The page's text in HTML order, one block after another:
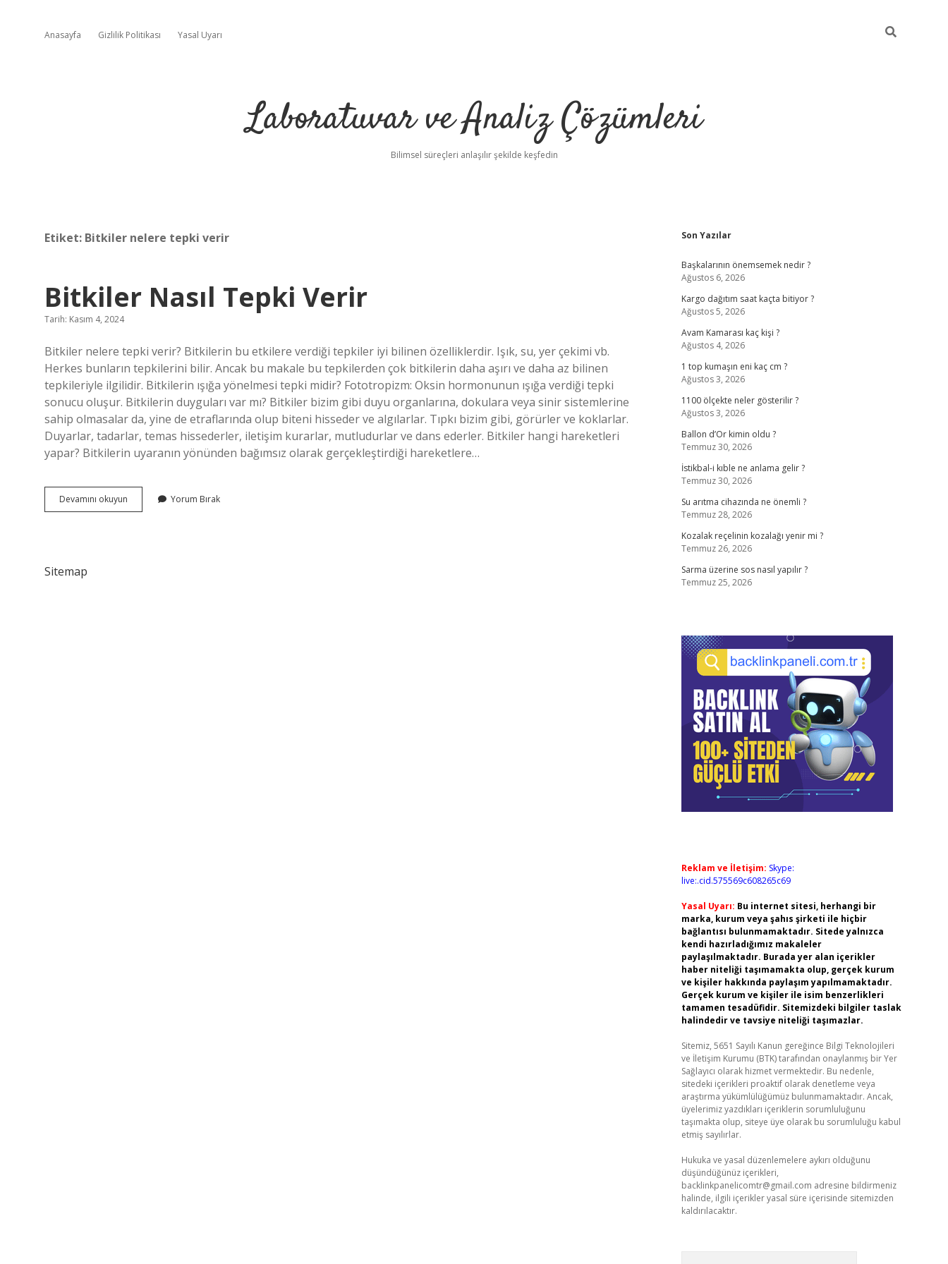
Anasayfa Gizlilik Politikası Yasal Uyarı
Laboratuvar ve Analiz Çözümleri
Bilimsel süreçleri anlaşılır şekilde keşfedin
Etiket: Bitkiler nelere tepki verir
Bitkiler Nasıl Tepki Verir
Tarih: Kasım 4, 2024
Bitkiler nelere tepki verir? Bitkilerin bu etkilere verdiği tepkiler iyi bilinen özelliklerdir. Işık, su, yer çekimi vb.
Herkes bunların tepkilerini bilir. Ancak bu makale bu tepkilerden çok bitkilerin daha aşırı ve daha az bilinen
tepkileriyle ilgilidir. Bitkilerin ışığa yönelmesi tepki midir? Fototropizm: Oksin hormonunun ışığa verdiği tepki
sonucu oluşur. Bitkilerin duyguları var mı? Bitkiler bizim gibi duyu organlarına, dokulara veya sinir sistemlerine
sahip olmasalar da, yine de etraflarında olup biteni hisseder ve algılarlar. Tıpkı bizim gibi, görürler ve koklarlar.
Duyarlar, tadarlar, temas hissederler, iletişim kurarlar, mutludurlar ve dans ederler. Bitkiler hangi hareketleri
yapar? Bitkilerin uyaranın yönünden bağımsız olarak gerçekleştirdiği hareketlere…
Devamını okuyun
Nasıl
Yorum Bırak
Sitemap
Sidebar
Son Yazılar
Başkalarının önemsemek nedir ?
Ağustos 6, 2026
Kargo dağıtım saat kaçta bitiyor ?
Ağustos 5, 2026
Avam Kamarası kaç kişi ?
Ağustos 4, 2026
1 top kumaşın eni kaç cm ?
Ağustos 3, 2026
1100 ölçekte neler gösterilir ?
Ağustos 3, 2026
Ballon d’Or kimin oldu ?
Temmuz 30, 2026
İstikbal-i kıble ne anlama gelir ?
Temmuz 30, 2026
Su arıtma cihazında ne önemli ?
Temmuz 28, 2026
Kozalak reçelinin kozalağı yenir mi ?
Temmuz 26, 2026
Sarma üzerine sos nasıl yapılır ?
Temmuz 25, 2026
Reklam ve İletişim: Skype:
live:.cid.575569c608265c69
Yasal Uyarı: Bu internet sitesi, herhangi bir
marka, kurum veya şahıs şirketi ile hiçbir
bağlantısı bulunmamaktadır. Sitede yalnızca
kendi hazırladığımız makaleler
paylaşılmaktadır. Burada yer alan içerikler
haber niteliği taşımamakta olup, gerçek kurum
ve kişiler hakkında paylaşım yapılmamaktadır.
Gerçek kurum ve kişiler ile isim benzerlikleri
tamamen tesadüfidir. Sitemizdeki bilgiler taslak
halindedir ve tavsiye niteliği taşımazlar.
Sitemiz, 5651 Sayılı Kanun gereğince Bilgi Teknolojileri
ve İletişim Kurumu (BTK) tarafından onaylanmış bir Yer
Sağlayıcı olarak hizmet vermektedir. Bu nedenle,
sitedeki içerikleri proaktif olarak denetleme veya
araştırma yükümlülüğümüz bulunmamaktadır. Ancak,
üyelerimiz yazdıkları içeriklerin sorumluluğunu
taşımakta olup, siteye üye olarak bu sorumluluğu kabul
etmiş sayılırlar.
Hukuka ve yasal düzenlemelere aykırı olduğunu
düşündüğünüz içerikleri,
backlinkpanelicomtr@gmail.com adresine bildirmeniz
halinde, ilgili içerikler yasal süre içerisinde sitemizden
kaldırılacaktır.